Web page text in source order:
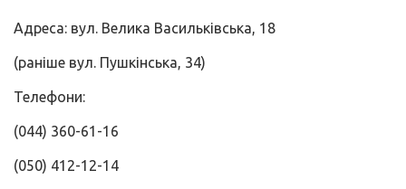
Адреса: вул. Велика Васильківська, 18
(раніше вул. Пушкінська, 34)
Телефони:
(044) 360-61-16
(050) 412-12-14